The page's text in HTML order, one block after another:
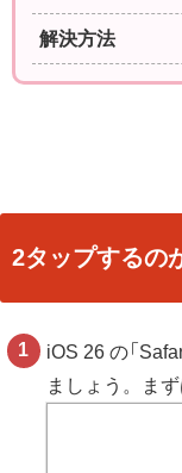
解決方法
2タップするの
iOS 26 の「
ましょう。ま